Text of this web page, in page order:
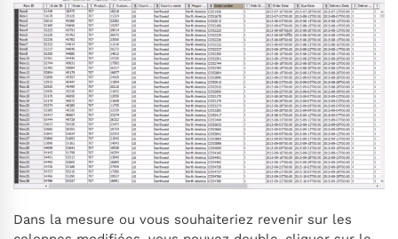
Dans la mesure ou vous souhaiteriez revenir sur les